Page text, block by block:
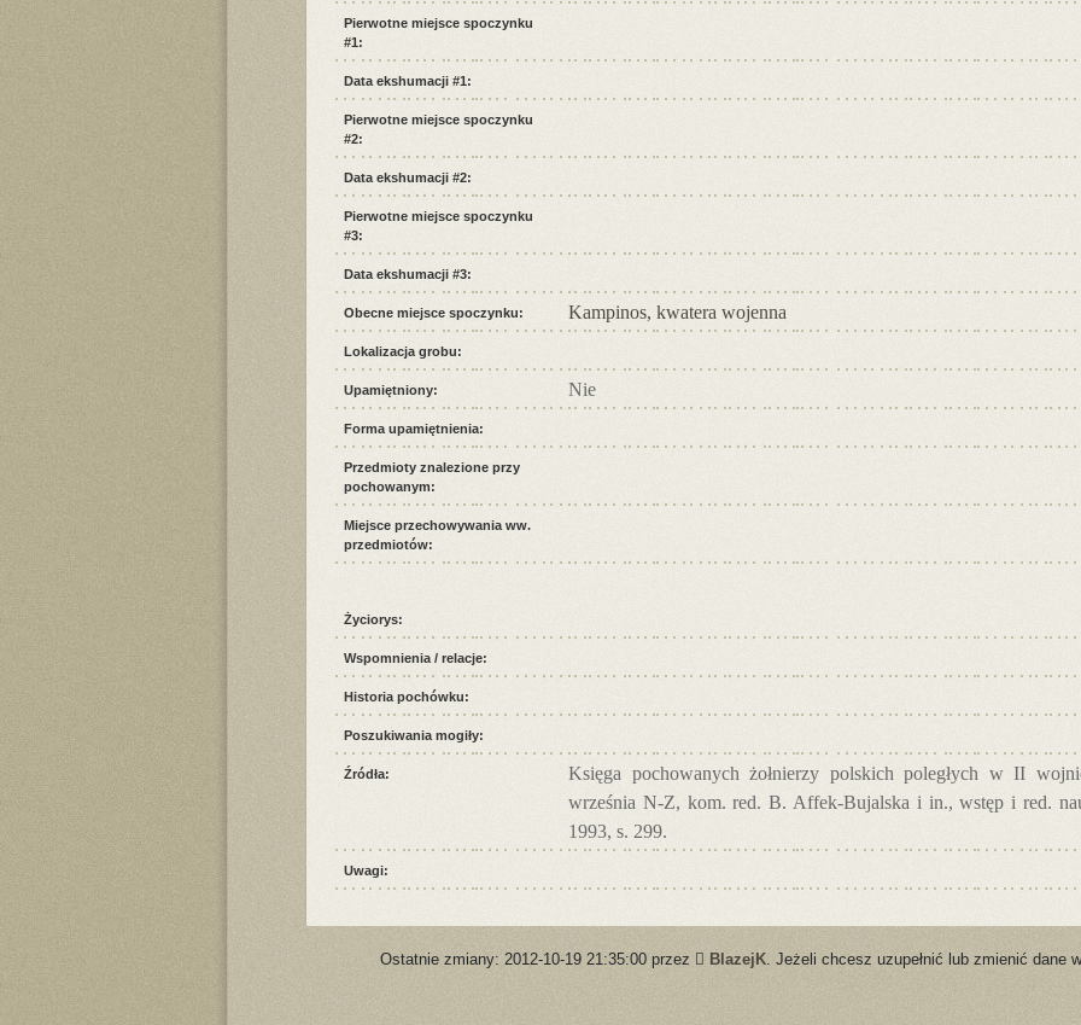
Pierwotne miejsce spoczynku
#1:
Data ekshumacji #1:
Pierwotne miejsce spoczynku
#2:
Data ekshumacji #2:
Pierwotne miejsce spoczynku
#3:
Data ekshumacji #3:
Obecne miejsce spoczynku: Kampinos, kwatera wojenna
Lokalizacja grobu:
Upamiętniony: Nie
Forma upamiętnienia:
Przedmioty znalezione przy
pochowanym:
Miejsce przechowywania ww.
przedmiotów:
Życiorys:
Wspomnienia / relacje:
Historia pochówku:
Poszukiwania mogiły:
Źródła:
Księga pochowanych żołnierzy polskich poległych w II
września N-Z, kom. red. B. Affek-Bujalska i in., wstęp i red.
1993, s. 299.
Uwagi:
Ostatnie zmiany: 2012-10-19 21:35:00 przez BlazejK. Jeżeli chcesz uzupełnić lub zmienić dane